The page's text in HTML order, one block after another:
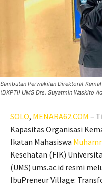
Sambutan Perwakilan Direktorat
(DKPTI) UMS Drs. Suyatmin Waskito
SOLO, MENARA62.COM –
Kapasitas Organisasi
Ikatan Mahasiswa
Kesehatan (FIK)
(UMS) ums.ac.id resmi
IbuPreneur Village: